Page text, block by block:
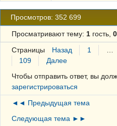
Просмотров: 352 699
Просматривают тему: 1гость, 0
Страницы Назад 1
109
Далее
Чтобы отправить ответ, вы
зарегистрироваться
◄◄ Предыдущая тема
Следующая тема ►►